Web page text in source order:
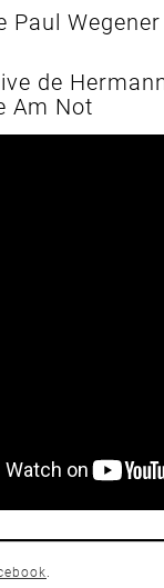
Paul
de
Am Not
.